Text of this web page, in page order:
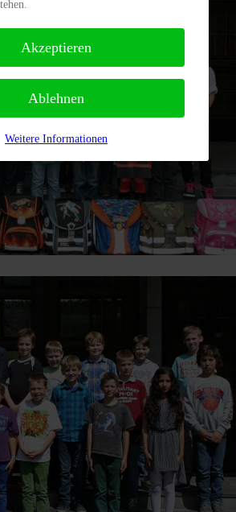
Akzeptieren
Ablehnen
Weitere Informationen